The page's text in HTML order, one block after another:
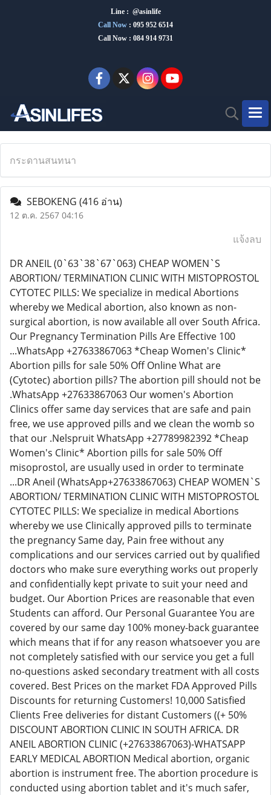
Line : @asinlife
Call Now : 095 952 6514
Call Now : 084 914 9731
กระดานสนทนา
SEBOKENG (416 อ่าน)
12 ต.ค. 2567 04:16
แจ้งลบ
DR ANEIL (0`63`38`67`063) CHEAP WOMEN`S
ABORTION/ TERMINATION CLINIC WITH MISTOPROSTOL
CYTOTEC PILLS: We specialize in medical Abortions
whereby we Medical abortion, also known as non-
surgical abortion, is now available all over South Africa.
Our Pregnancy Termination Pills Are Effective 100
...WhatsApp +27633867063 *Cheap Women's Clinic*
Abortion pills for sale 50% Off Online What are
(Cytotec) abortion pills? The abortion pill should not be
.WhatsApp +27633867063 Our women's Abortion
Clinics offer same day services that are safe and pain
free, we use approved pills and we clean the womb so
that our .Nelspruit WhatsApp +27789982392 *Cheap
Women's Clinic* Abortion pills for sale 50% Off
misoprostol, are usually used in order to terminate
...DR Aneil (WhatsApp+27633867063) CHEAP WOMEN`S
ABORTION/ TERMINATION CLINIC WITH MISTOPROSTOL
CYTOTEC PILLS: We specialize in medical Abortions
whereby we use Clinically approved pills to terminate
the pregnancy Same day, Pain free without any
complications and our services carried out by qualified
doctors who make sure everything works out properly
and confidentially kept private to suit your need and
budget. Our Abortion Prices are reasonable that even
Students can afford. Our Personal Guarantee You are
covered by our same day 100% money-back guarantee
which means that if for any reason whatsoever you are
not completely satisfied with our service you get a full
no-questions asked secondary treatment with all costs
covered. Best Prices on the market FDA Approved Pills
Discounts for returning Customers! 10,000 Satisfied
Clients Free deliveries for distant Customers ((+ 50%
DISCOUNT ABORTION CLINIC IN SOUTH AFRICA. DR
ANEIL ABORTION CLINIC (+27633867063)-WHATSAPP
EARLY MEDICAL ABORTION Medical abortion, organic
abortion is instrument free. The abortion procedure is
conducted using abortion tablet and it's much safer,